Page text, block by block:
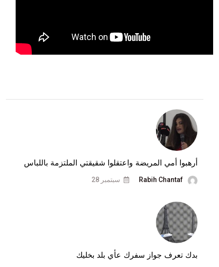
أرهبوا أمي المريضة واعتقلوا شقيقتي الملتزمة باللباس
Rabih Chantaf سبتمبر 28
بدك تعرف جواز سفرك عأي بلد بخليك